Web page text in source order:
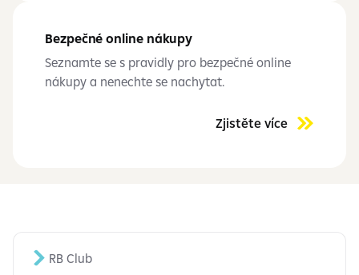
Bezpečné online nákupy
Seznamte se s pravidly pro bezpečné online
nákupy a nenechte se nachytat.
Zjistěte více
RB Club